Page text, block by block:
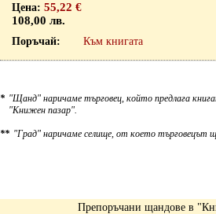
55,22 €
108,00 лв.
Към книгата
* "Щанд" наричаме търговец, който предлага
"Книжен пазар".
** "Град" наричаме селище, от което търговецът
Препоръчани щандове в